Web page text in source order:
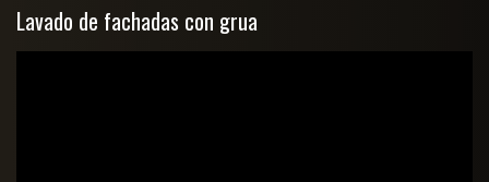
Lavado de fachadas con grua